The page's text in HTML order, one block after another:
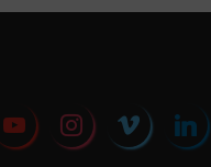
youtube instagramvimeo linkedin